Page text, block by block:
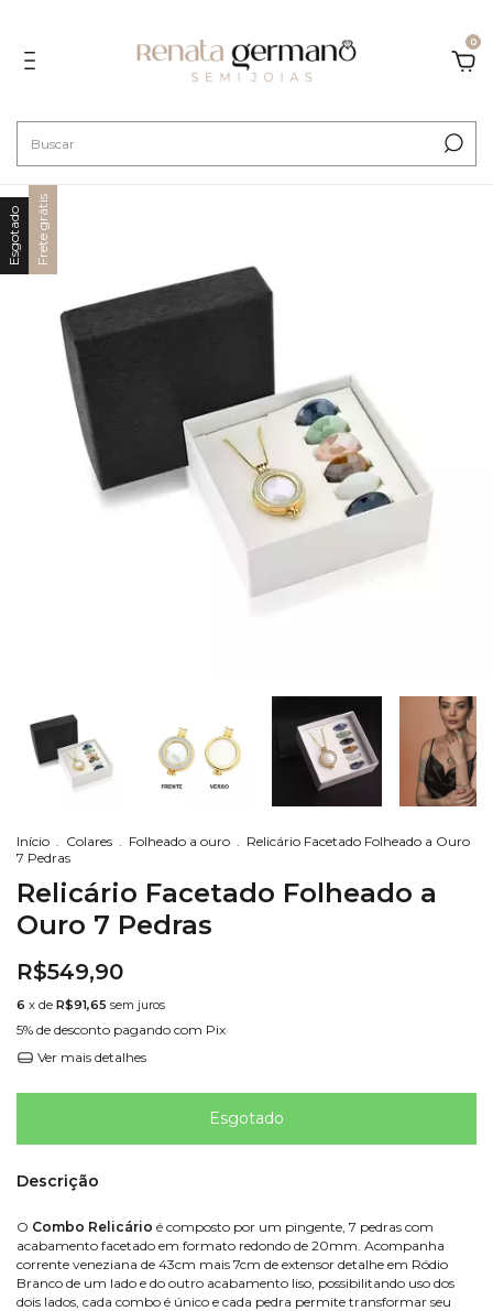
0
Esgotado Frete grátis
Início . Colares . Folheado a ouro . Relicário Facetado Folheado a Ouro
7 Pedras
Relicário Facetado Folheado a
Ouro 7 Pedras
R$549,90
6 x de R$91,65 sem juros
5% de desconto pagando com Pix
Ver mais detalhes
Descrição
O Combo Relicário é composto por um pingente, 7 pedras com
acabamento facetado em formato redondo de 20mm. Acompanha
corrente veneziana de 43cm mais 7cm de extensor detalhe em Ródio
Branco de um lado e do outro acabamento liso, possibilitando uso dos
dois lados, cada combo é único e cada pedra permite transformar seu